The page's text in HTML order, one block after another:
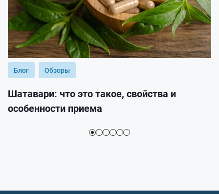
Блог Обзоры
Шатавари: что это такое, свойства и
особенности приема